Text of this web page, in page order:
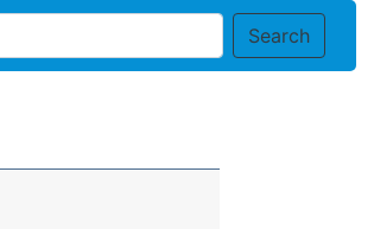
Search